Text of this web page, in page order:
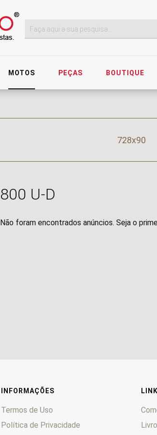
MOTOS PEÇAS BOUTIQUE
728x90
800 U-D
Não foram encontrados anúncios. Seja o
INFORMAÇÕES
Termos de Uso
Política de Privacidade